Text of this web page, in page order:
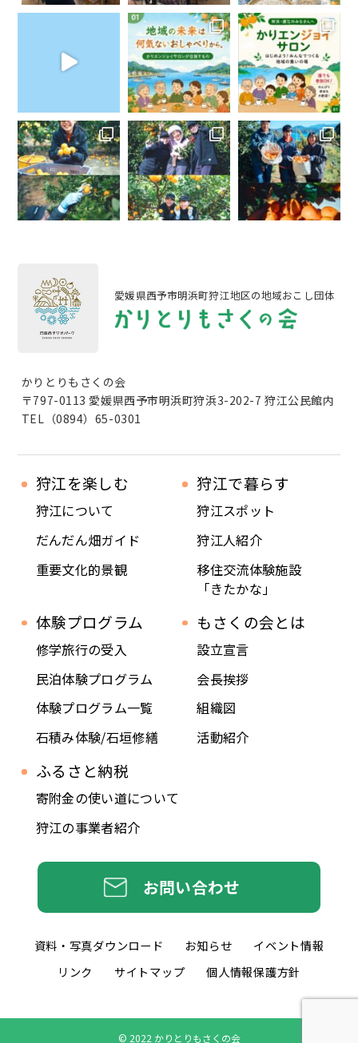
愛媛県西予市明浜町狩江地区の地域おこし団体
かりとりもさくの会
〒797-0113 愛媛県西予市明浜町狩浜3-202-7 狩江公民館内
TEL（0894）65-0301
狩江を楽しむ
狩江について
だんだん畑ガイド
重要文化的景観
狩江で暮らす
狩江スポット
狩江人紹介
移住交流体験施設
「きたかな」
体験プログラム
修学旅行の受入
民泊体験プログラム
体験プログラム一覧
石積み体験/石垣修繕
もさくの会とは
設立宣言
会長挨拶
組織図
活動紹介
ふるさと納税
寄附金の使い道について
狩江の事業者紹介
お問い合わせ
資料・写真ダウンロード お知らせ
イベント情報
リンク
サイトマップ 個人情報保護方針
© 2022 かりとりもさくの会